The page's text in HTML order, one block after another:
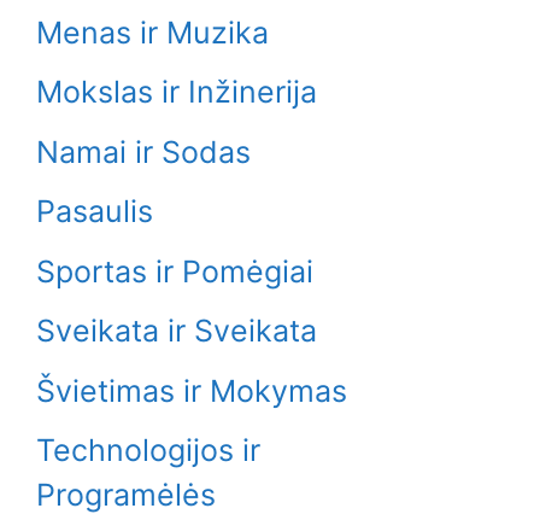
Menas ir Muzika
Mokslas ir Inžinerija
Namai ir Sodas
Pasaulis
Sportas ir Pomėgiai
Sveikata ir Sveikata
Švietimas ir Mokymas
Technologijos ir
Programėlės